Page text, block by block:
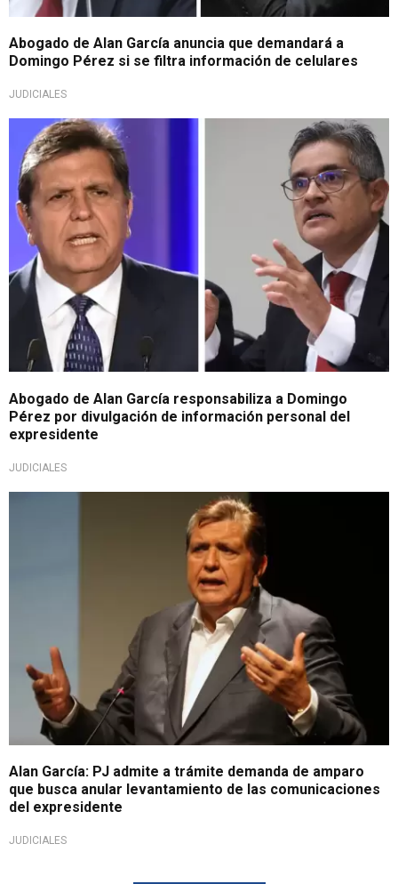
Abogado de Alan García anuncia que demandará a
Domingo Pérez si se filtra información de celulares
JUDICIALES
Lo emplaza
Abogado de Alan García responsabiliza a Domingo
Pérez por divulgación de información personal del
expresidente
JUDICIALES
Alan García: PJ admite a trámite demanda de amparo
que busca anular levantamiento de las comunicaciones
del expresidente
JUDICIALES